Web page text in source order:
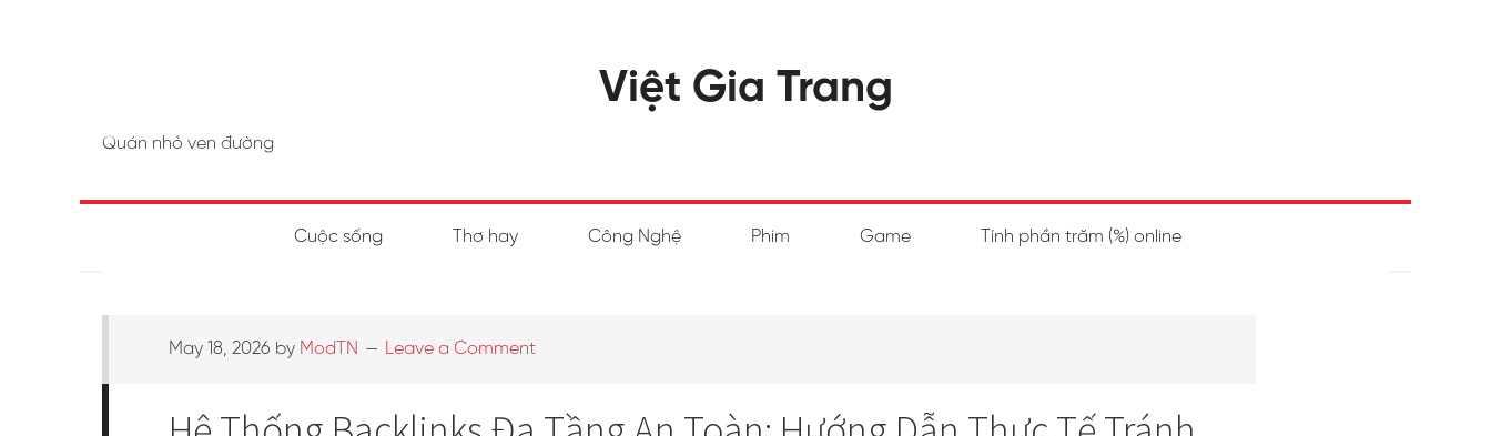
Việt Gia Trang
Quán nhỏ ven đường
Cuộc sống Thơ hay Công Nghệ Phim Game Tính phần trăm (%) online
May 18, 2026 by ModTN Leave a Comment